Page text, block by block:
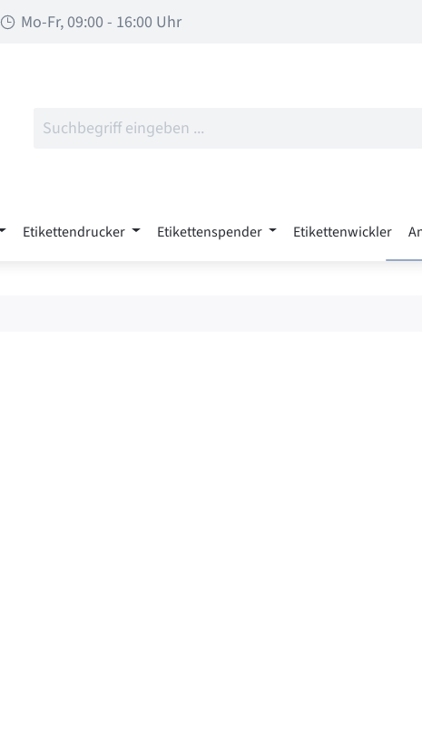
Mo-Fr, 09:00 - 16:00 Uhr
Etikettendrucker Etikettenspender Etikettenwickler